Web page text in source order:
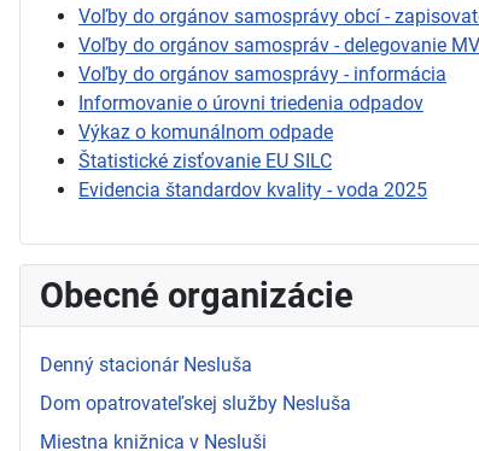
Voľby do orgánov samosprávy obcí -
Voľby do orgánov samospráv - delegovanie
Voľby do orgánov samosprávy - informácia
Informovanie o úrovni triedenia odpadov
Výkaz o komunálnom odpade
Štatistické zisťovanie EU SILC
Evidencia štandardov kvality - voda 2025
Obecné organizácie
Denný stacionár Nesluša
Dom opatrovateľskej služby Nesluša
Miestna knižnica v Nesluši